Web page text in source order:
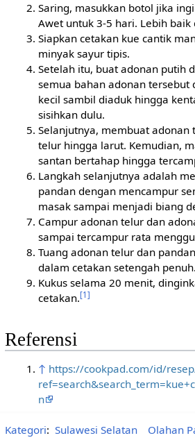
Saring, masukkan botol jika
Awet untuk 3-5 hari. Lebih baik
Siapkan cetakan kue cantik
minyak sayur tipis.
Setelah itu, buat adonan putih
semua bahan adonan tersebut
kecil sambil diaduk hingga
sisihkan dulu.
Selanjutnya, membuat adonan
telur hingga larut. Kemudian,
santan bertahap hingga
Langkah selanjutnya adalah
pandan dengan mencampur
masak sampai menjadi biang
Campur adonan telur dan
sampai tercampur rata
Tuang adonan telur dan
dalam cetakan setengah penuh.
Kukus selama 20 menit,
cetakan.[1]
Referensi
↑ https://cookpad.com/id/
n
Kategori: Sulawesi Selatan Olahan